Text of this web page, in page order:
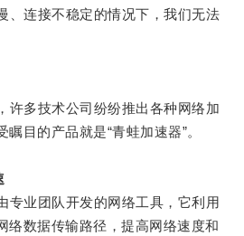
连接不稳定的情况下，我们无法
多技术公司纷纷推出各种网络加
目的产品就是“青蛙加速器”。
业团队开发的网络工具，它利用
络数据传输路径，提高网络速度和